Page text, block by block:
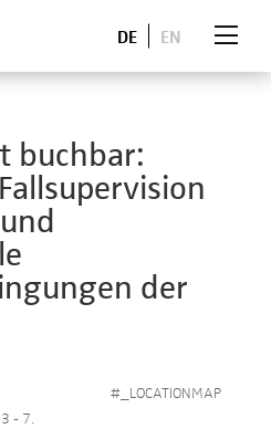
DE EN
buchbar:
der
#_LOCATIONMAP
- 7.